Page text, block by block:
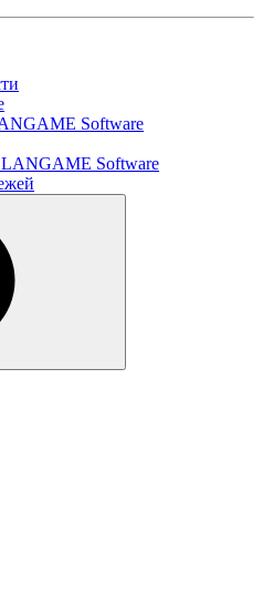
Software
LANGAME Software